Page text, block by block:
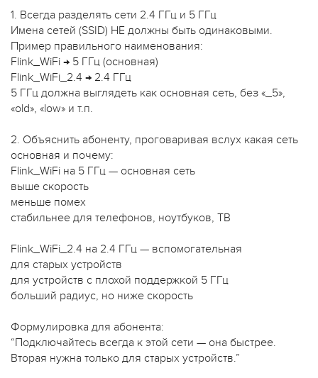
1. Всегда разделять сети 2.4 ГГц и 5 ГГц
Имена сетей (SSID) НЕ должны быть одинаковыми.
Пример правильного наименования:
Flink_WiFi → 5 ГГц (основная)
Flink_WiFi_2.4 → 2.4 ГГц
5 ГГц должна выглядеть как основная сеть, без «_5»,
«old», «low» и т.п.
2. Объяснить абоненту, проговаривая вслух какая сеть
основная и почему:
Flink_WiFi на 5 ГГц — основная сеть
выше скорость
меньше помех
стабильнее для телефонов, ноутбуков, ТВ
Flink_WiFi_2.4 на 2.4 ГГц — вспомогательная
для старых устройств
для устройств с плохой поддержкой 5 ГГц
больший радиус, но ниже скорость
Формулировка для абонента:
“Подключайтесь всегда к этой сети — она быстрее.
Вторая нужна только для старых устройств.”